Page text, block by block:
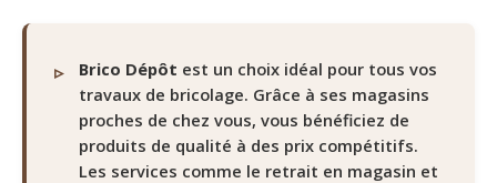
Brico Dépôt est un choix idéal pour tous vos
travaux de bricolage. Grâce à ses magasins
proches de chez vous, vous bénéficiez de
produits de qualité à des prix compétitifs.
Les services comme le retrait en magasin et